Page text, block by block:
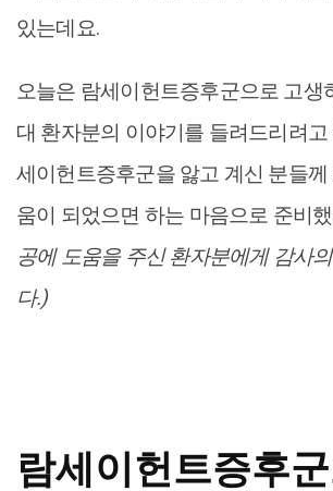
있는데요.
오늘은 람세이헌트증후군으로 고생
대 환자분의 이야기를 들려드리려
세이헌트증후군을 앓고 계신 분들
움이 되었으면 하는 마음으로 준비
공에 도움을 주신 환자분에게 감사
다.)
람세이헌트증후